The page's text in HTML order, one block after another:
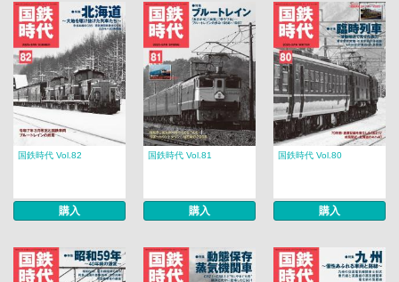
国鉄時代 Vol.82
購入
国鉄時代 Vol.81
購入
国鉄時代 Vol.80
購入